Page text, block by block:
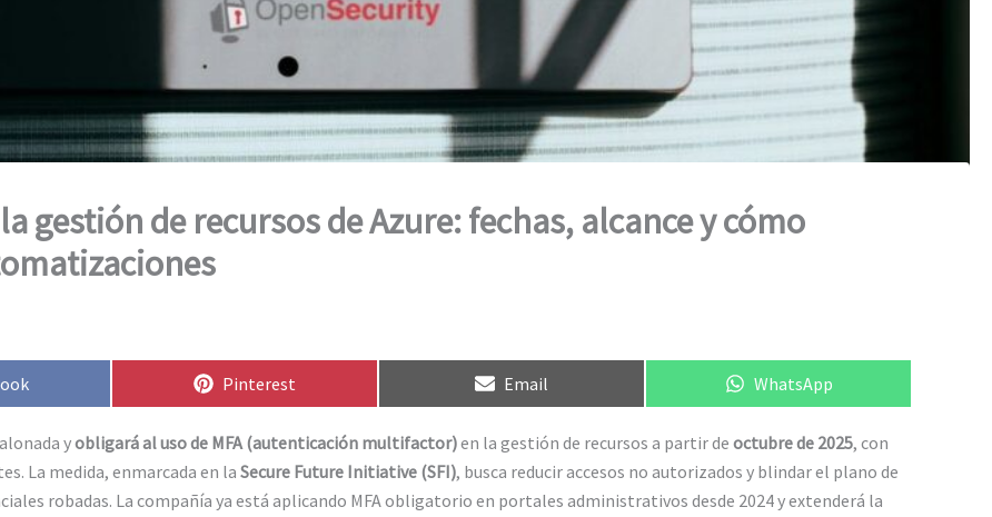
gestión de recursos de Azure: fechas, alcance y cómo
Compartir
Pinterest
Compartir
Email
Compartir
WhatsApp
yobligará al uso de MFA (autenticación multifactor)en la gestión de recursos a partir de octubre de 2025, con
La medida, enmarcada en la Secure Future Initiative (SFI), busca reducir accesos no autorizados y blindar el plano de
robadas. La compañía ya está aplicando MFA obligatorio en portales administrativos desde 2024 y extenderá la